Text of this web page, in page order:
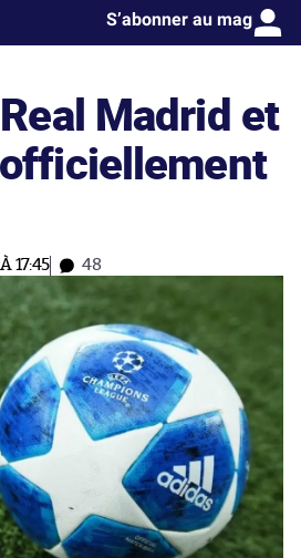
S’abonner au mag
Madrid et
17:45 48